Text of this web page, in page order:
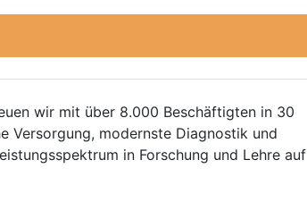
wir mit über 8.000 Beschäftigten in 30
Versorgung, modernste Diagnostik und
in Forschung und Lehre auf